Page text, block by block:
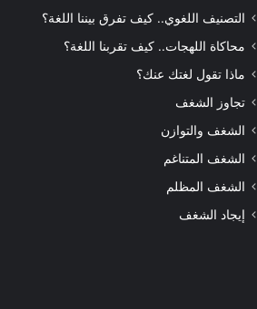
التصنيف اللغوي.. كيف تفرق بيننا اللغة؟
محاكاة اللهجات.. كيف تقربنا اللغة؟
ماذا تقول لغتك عنك؟
تجاوز الشغف
الشغف والتوازن
الشغف المتناغم
الشغف المظلم
إيجاد الشغف